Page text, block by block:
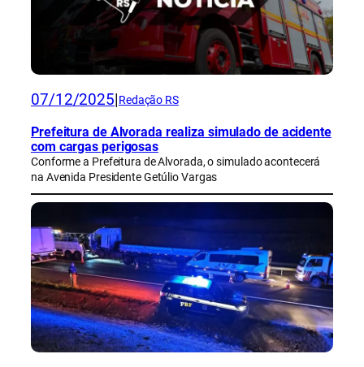
07/12/2025 Redação RS
Prefeitura de Alvorada realiza simulado de acidente
com cargas perigosas
Conforme a Prefeitura de Alvorada, o simulado acontecerá
na Avenida Presidente Getúlio Vargas